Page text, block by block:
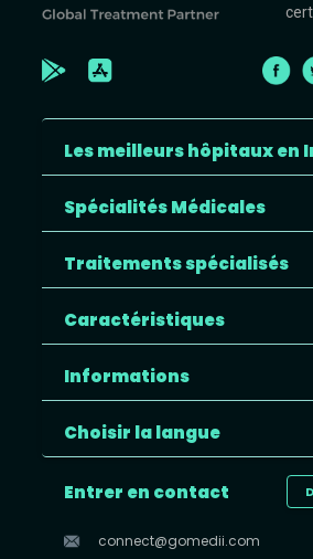
Les meilleurs hôpitaux en
Spécialités Médicales
Traitements spécialisés
Caractéristiques
Informations
Choisir la langue
Entrer en contact
connect@gomedii.com